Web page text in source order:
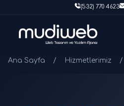
(532) 770 4623
Ana Sayfa / Hizmetlerimiz /